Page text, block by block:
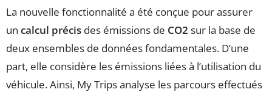
La nouvelle fonctionnalité a été conçue pour assurer
un calcul précis des émissions de CO2 sur la base de
deux ensembles de données fondamentales. D’une
part, elle considère les émissions liées à l’utilisation du
véhicule. Ainsi, My Trips analyse les parcours effectués